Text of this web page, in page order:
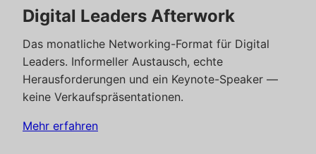
Digital Leaders Afterwork
Das monatliche Networking-Format für Digital
Leaders. Informeller Austausch, echte
Herausforderungen und ein Keynote-Speaker —
keine Verkaufspräsentationen.
Mehr erfahren